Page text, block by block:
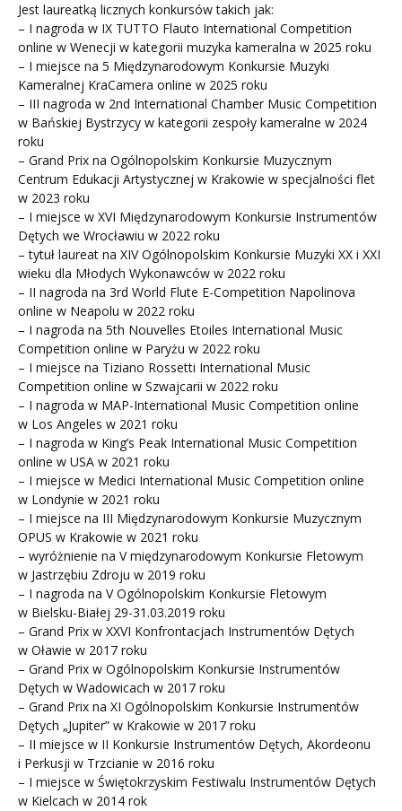
Jest laureatką licznych konkursów takich jak:
– I nagroda w IX TUTTO Flauto International Competition
online w Wenecji w kategorii muzyka kameralna w 2025 roku
– I miejsce na 5 Międzynarodowym Konkursie Muzyki
Kameralnej KraCamera online w 2025 roku
– III nagroda w 2nd International Chamber Music Competition
w Bańskiej Bystrzycy w kategorii zespoły kameralne w 2024
roku
– Grand Prix na Ogólnopolskim Konkursie Muzycznym
Centrum Edukacji Artystycznej w Krakowie w specjalności flet
w 2023 roku
– I miejsce w XVI Międzynarodowym Konkursie Instrumentów
Dętych we Wrocławiu w 2022 roku
– tytuł laureat na XIV Ogólnopolskim Konkursie Muzyki XX i XXI
wieku dla Młodych Wykonawców w 2022 roku
– II nagroda na 3rd World Flute E-Competition Napolinova
online w Neapolu w 2022 roku
– I nagroda na 5th Nouvelles Etoiles International Music
Competition online w Paryżu w 2022 roku
– I miejsce na Tiziano Rossetti International Music
Competition online w Szwajcarii w 2022 roku
– I nagroda w MAP-International Music Competition online
w Los Angeles w 2021 roku
– I nagroda w King’s Peak International Music Competition
online w USA w 2021 roku
– I miejsce w Medici International Music Competition online
w Londynie w 2021 roku
– I miejsce na III Międzynarodowym Konkursie Muzycznym
OPUS w Krakowie w 2021 roku
– wyróżnienie na V międzynarodowym Konkursie Fletowym
w Jastrzębiu Zdroju w 2019 roku
– I nagroda na V Ogólnopolskim Konkursie Fletowym
w Bielsku-Białej 29-31.03.2019 roku
– Grand Prix w XXVI Konfrontacjach Instrumentów Dętych
w Oławie w 2017 roku
– Grand Prix w Ogólnopolskim Konkursie Instrumentów
Dętych w Wadowicach w 2017 roku
– Grand Prix na XI Ogólnopolskim Konkursie Instrumentów
Dętych „Jupiter” w Krakowie w 2017 roku
– II miejsce w II Konkursie Instrumentów Dętych, Akordeonu
i Perkusji w Trzcianie w 2016 roku
– I miejsce w Świętokrzyskim Festiwalu Instrumentów Dętych
w Kielcach w 2014 rok